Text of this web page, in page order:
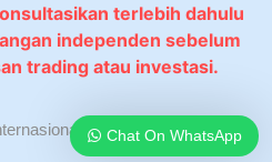
terlebih dahulu
independen sebelum
trading atau investasi.
All rights reserved.
Chat On WhatsApp